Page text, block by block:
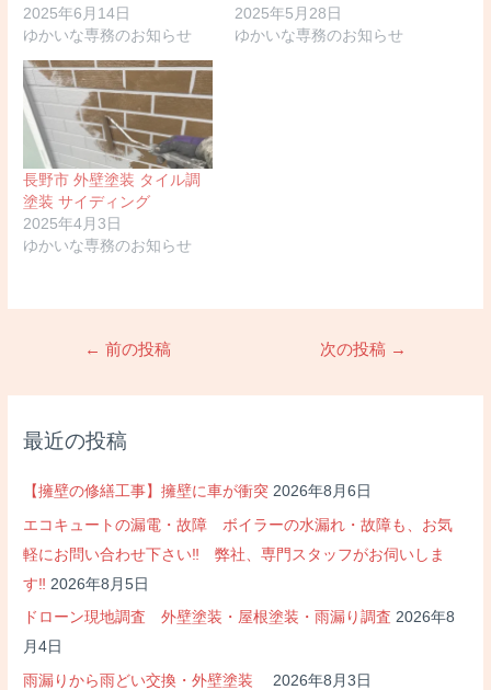
最近の投稿
【擁壁の修繕工事】擁壁に車が衝突 2026年8月6日
エコキュートの漏電・故障 ボイラーの水漏れ・故障も、お気
軽にお問い合わせ下さい‼ 弊社、専門スタッフがお伺いしま
す‼ 2026年8月5日
ドローン現地調査 外壁塗装・屋根塗装・雨漏り調査 2026年8
月4日
雨漏りから雨どい交換・外壁塗装 2026年8月3日
2025年6月14日
ゆかいな専務のお知らせ
2025年5月28日
ゆかいな専務のお知らせ
長野市 外壁塗装 タイル調
塗装 サイディング
2025年4月3日
ゆかいな専務のお知らせ
ナ
ゲ
ー
ョ
ン
← 前の投稿 次の投稿 →